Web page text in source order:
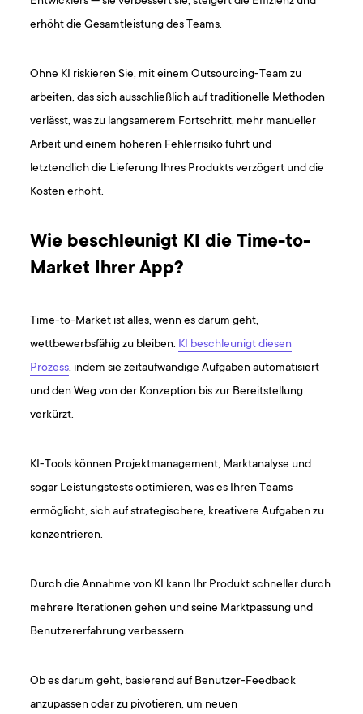
erhöht die Gesamtleistung des Teams.
Ohne KI riskieren Sie, mit einem Outsourcing-Team zu
arbeiten, das sich ausschließlich auf traditionelle Methoden
verlässt, was zu langsamerem Fortschritt, mehr manueller
Arbeit und einem höheren Fehlerrisiko führt und
letztendlich die Lieferung Ihres Produkts verzögert und die
Kosten erhöht.
Wie beschleunigt KI die Time-to-
Market Ihrer App?
Time-to-Market ist alles, wenn es darum geht,
wettbewerbsfähig zu bleiben. KI beschleunigt diesen
Prozess, indem sie zeitaufwändige Aufgaben automatisiert
und den Weg von der Konzeption bis zur Bereitstellung
verkürzt.
KI-Tools können Projektmanagement, Marktanalyse und
sogar Leistungstests optimieren, was es Ihren Teams
ermöglicht, sich auf strategischere, kreativere Aufgaben zu
konzentrieren.
Durch die Annahme von KI kann Ihr Produkt schneller durch
mehrere Iterationen gehen und seine Marktpassung und
Benutzererfahrung verbessern.
Ob es darum geht, basierend auf Benutzer-Feedback
anzupassen oder zu pivotieren, um neuen